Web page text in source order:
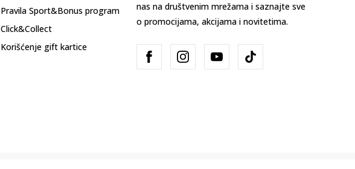
Pravila Sport&Bonus program
Click&Collect
Korišćenje gift kartice
nas na društvenim mrežama i saznajte sve
o promocijama, akcijama i novitetima.